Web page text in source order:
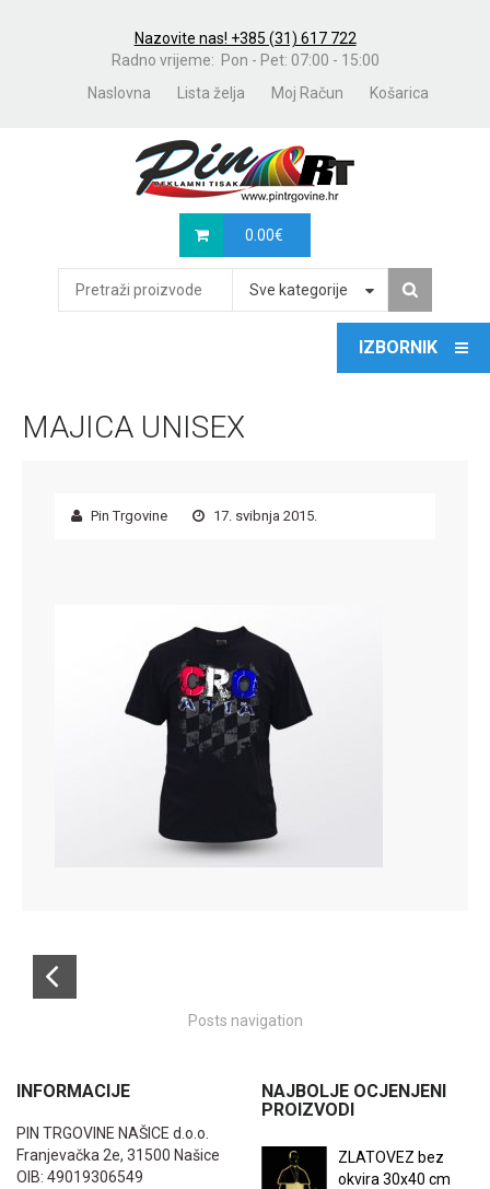
Nazovite nas! +385 (31) 617 722
Radno vrijeme: Pon - Pet: 07:00 - 15:00
Naslovna
Lista želja Moj Račun Košarica
0.00€
Sve kategorije
MAJICA UNISEX
Pin Trgovine 17. svibnja 2015.
Posts navigation
INFORMACIJE
PIN TRGOVINE NAŠICE d.o.o.
Franjevačka 2e, 31500 Našice
OIB: 49019306549
NAJBOLJE OCJENJENI
PROIZVODI
ZLATOVEZ bez
okvira 30x40 cm